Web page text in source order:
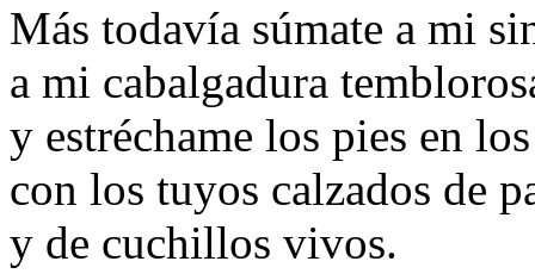
Más todavía súmate a mi
a mi cabalgadura
y estréchame los pies en
con los tuyos calzados de
y de cuchillos vivos.